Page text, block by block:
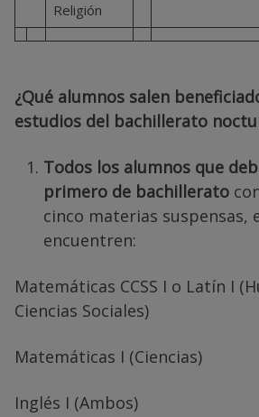
Religión
¿Qué alumnos salen
estudios del bachillerato
Todos los alumnos que
primero de bachillerato
cinco materias suspensas,
encuentren:
Matemáticas CCSS I o Latín I
Ciencias Sociales)
Matemáticas I (Ciencias)
Inglés I (Ambos)